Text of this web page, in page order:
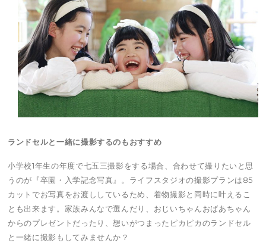
ランドセルと一緒に撮影するのもおすすめ
小学校1年生の年度で七五三撮影をする場合、合わせて撮りたいと思
うのが『卒園・入学記念写真』。ライフスタジオの撮影プランは85
カットでお写真をお渡ししているため、着物撮影と同時に叶えるこ
とも出来ます。家族みんなで選んだり、おじいちゃんおばあちゃん
からのプレゼントだったり、想いがつまったピカピカのランドセル
と一緒に撮影もしてみませんか？